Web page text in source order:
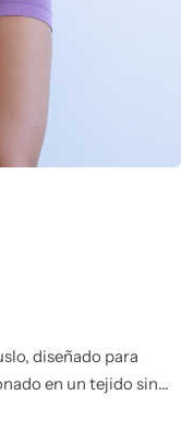
diseñado para
en un tejido sin
ofrece un ajuste